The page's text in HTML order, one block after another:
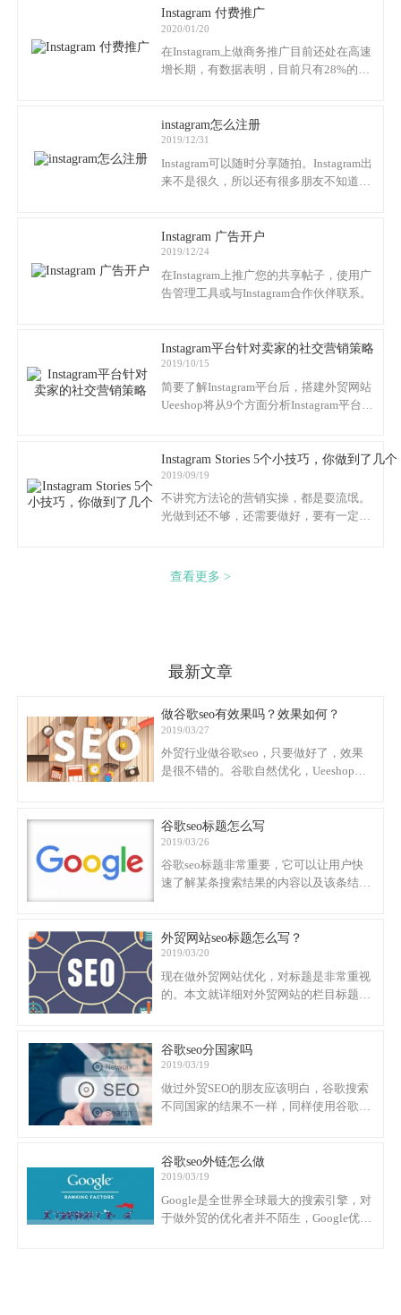
Instagram 付费推广
2020/01/20
在Instagram上做商务推广目前还处在高速
增长期，有数据表明，目前只有28%的市
开始吧。
instagram怎么注册
2019/12/31
Instagram可以随时分享随拍。Instagram出
来不是很久，所以还有很多朋友不知道怎
Ueeshop来分享下Instagram的注册教程。
Instagram 广告开户
2019/12/24
在Instagram上推广您的共享帖子，使用广
告管理工具或与Instagram合作伙伴联系。
Instagram平台针对卖家的社交营销策略
2019/10/15
简要了解Instagram平台后，搭建外贸网站
Ueeshop将从9个方面分析Instagram平台针
Instagram Stories 5个小技巧，你做到了几个
2019/09/19
不讲究方法论的营销实操，都是耍流氓。
光做到还不够，还需要做好，要有一定的
查看更多 >
最新文章
做谷歌seo有效果吗？效果如何？
2019/03/27
外贸行业做谷歌seo，只要做好了，效果
是很不错的。谷歌自然优化，Ueeshop认
费排名也就没有了。
谷歌seo标题怎么写
2019/03/26
谷歌seo标题非常重要，它可以让用户快
速了解某条搜索结果的内容以及该条结果
在您的网页上使用高品质的标题非常重
要。
外贸网站seo标题怎么写？
2019/03/20
现在做外贸网站优化，对标题是非常重视
的。本文就详细对外贸网站的栏目标题以
谷歌seo分国家吗
2019/03/19
做过外贸SEO的朋友应该明白，谷歌搜索
不同国家的结果不一样，同样使用谷歌但
同。这是搜索引擎本地化的效果。
谷歌seo外链怎么做
2019/03/19
Google是全世界全球最大的搜索引擎，对
于做外贸的优化者并不陌生，Google优化